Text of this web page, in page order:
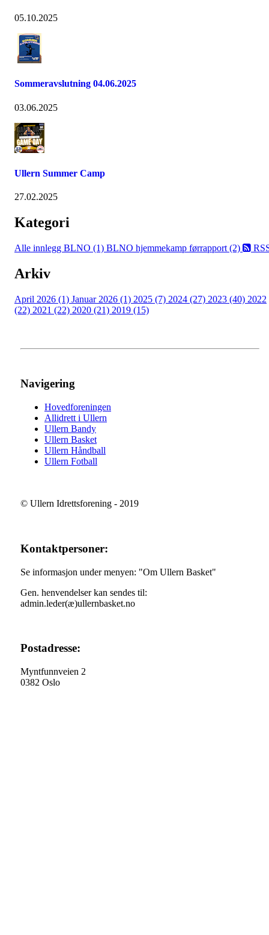
05.10.2025
Sommeravslutning 04.06.2025
03.06.2025
Ullern Summer Camp
27.02.2025
Kategori
Alle innlegg BLNO (1) BLNO hjemmekamp førrapport (2)
Arkiv
April 2026 (1) Januar 2026 (1) 2025 (7) 2024 (27) 2023 (40) 2022
(22) 2021 (22) 2020 (21) 2019 (15)
Navigering
Hovedforeningen
Allidrett i Ullern
Ullern Bandy
Ullern Basket
Ullern Håndball
Ullern Fotball
© Ullern Idrettsforening - 2019
Kontaktpersoner:
Se informasjon under menyen: "Om Ullern Basket"
Gen. henvendelser kan sendes til:
admin.leder(æ)ullernbasket.no
Postadresse:
Myntfunnveien 2
0382 Oslo